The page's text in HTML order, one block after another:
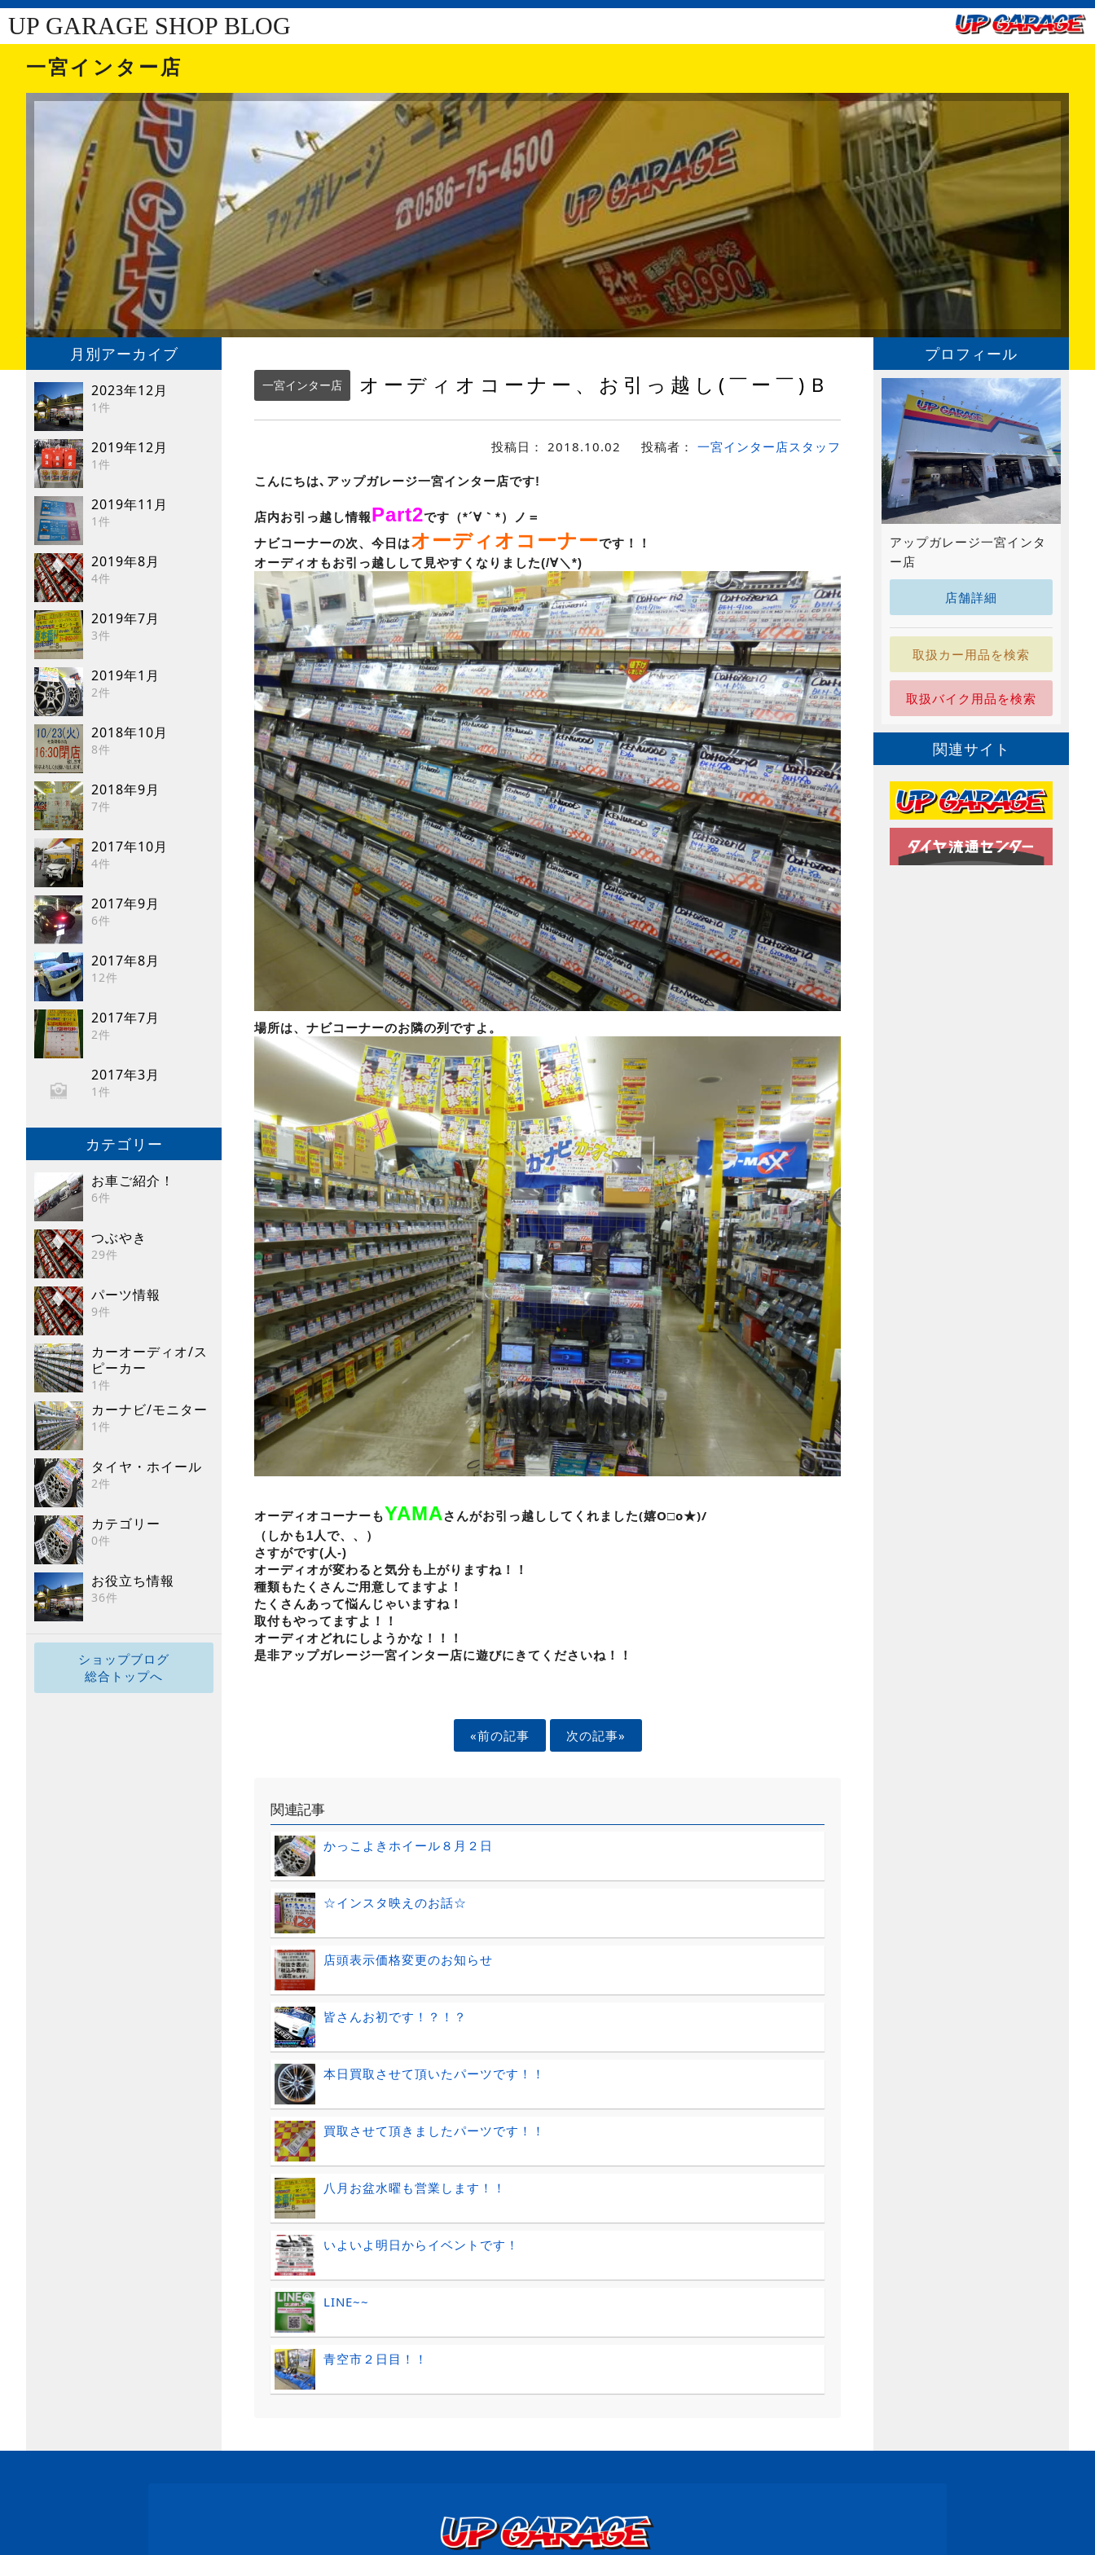
UP GARAGE SHOP BLOG
一宮インター店
月別アーカイブ
2023年12月
1件
2019年12月
1件
2019年11月
1件
2019年8月
4件
2019年7月
3件
2019年1月
2件
2018年10月
8件
2018年9月
7件
2017年10月
4件
2017年9月
6件
2017年8月
12件
2017年7月
2件
2017年3月
1件
カテゴリー
お車ご紹介！
6件
つぶやき
29件
パーツ情報
9件
カーオーディオ/ス
ピーカー
1件
カーナビ/モニター
1件
タイヤ・ホイール
2件
カテゴリー
0件
お役立ち情報
36件
ショップブログ
総合トップへ
一宮インター店 オーディオコーナー、お引っ越し(￣ー￣)Ｂ
投稿日： 2018.10.02 投稿者： 一宮インター店スタッフ
こんにちは､アップガレージ一宮インター店です!
店内お引っ越し情報Part2です（*´∀｀*）ノ＝
ナビコーナーの次、今日はオーディオコーナーです！！
オーディオもお引っ越しして見やすくなりました(/∀＼*)
場所は、ナビコーナーのお隣の列ですよ。
オーディオコーナーもYAMAさんがお引っ越ししてくれました(嬉O□o★)/
（しかも1人で、、）
さすがです(人-)
オーディオが変わると気分も上がりますね！！
種類もたくさんご用意してますよ！
たくさんあって悩んじゃいますね！
取付もやってますよ！！
オーディオどれにしようかな！！！
是非アップガレージ一宮インター店に遊びにきてくださいね！！
«前の記事 次の記事»
関連記事
かっこよきホイール８月２日
☆インスタ映えのお話☆
店頭表示価格変更のお知らせ
皆さんお初です！？！？
本日買取させて頂いたパーツです！！
買取させて頂きましたパーツです！！
八月お盆水曜も営業します！！
いよいよ明日からイベントです！
LINE~~
青空市２日目！！
プロフィール
アップガレージ一宮インタ
ー店
店舗詳細
取扱カー用品を検索
取扱バイク用品を検索
関連サイト